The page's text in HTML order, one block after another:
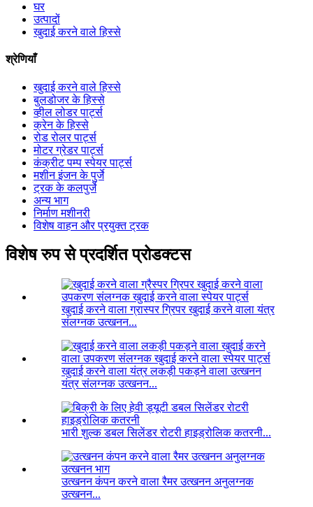
घर
उत्पादों
खुदाई करने वाले हिस्से
श्रेणियाँ
खुदाई करने वाले हिस्से
बुलडोजर के हिस्से
व्हील लोडर पार्ट्स
क्रेन के हिस्से
रोड रोलर पार्ट्स
मोटर ग्रेडर पार्ट्स
कंक्रीट पम्प स्पेयर पार्ट्स
मशीन इंजन के पुर्जे
ट्रक के कलपुर्जे
अन्य भाग
निर्माण मशीनरी
विशेष वाहन और प्रयुक्त ट्रक
विशेष रुप से प्रदर्शित प्रोडक्टस
खुदाई करने वाला ग्रास्पर ग्रिपर खुदाई करने वाला यंत्र
संलग्नक उत्खनन...
खुदाई करने वाला यंत्र लकड़ी पकड़ने वाला उत्खनन
यंत्र संलग्नक उत्खनन...
भारी शुल्क डबल सिलेंडर रोटरी हाइड्रोलिक कतरनी...
उत्खनन कंपन करने वाला रैमर उत्खनन अनुलग्नक
उत्खनन...